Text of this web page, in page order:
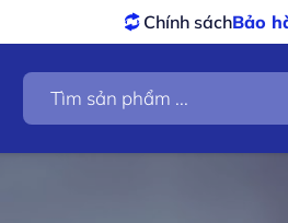
Chính sáchBảo hành –
Tìm
kiếm
sản